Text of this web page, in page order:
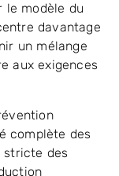
le modèle du
davantage
un mélange
aux exigences
complète des
stricte des